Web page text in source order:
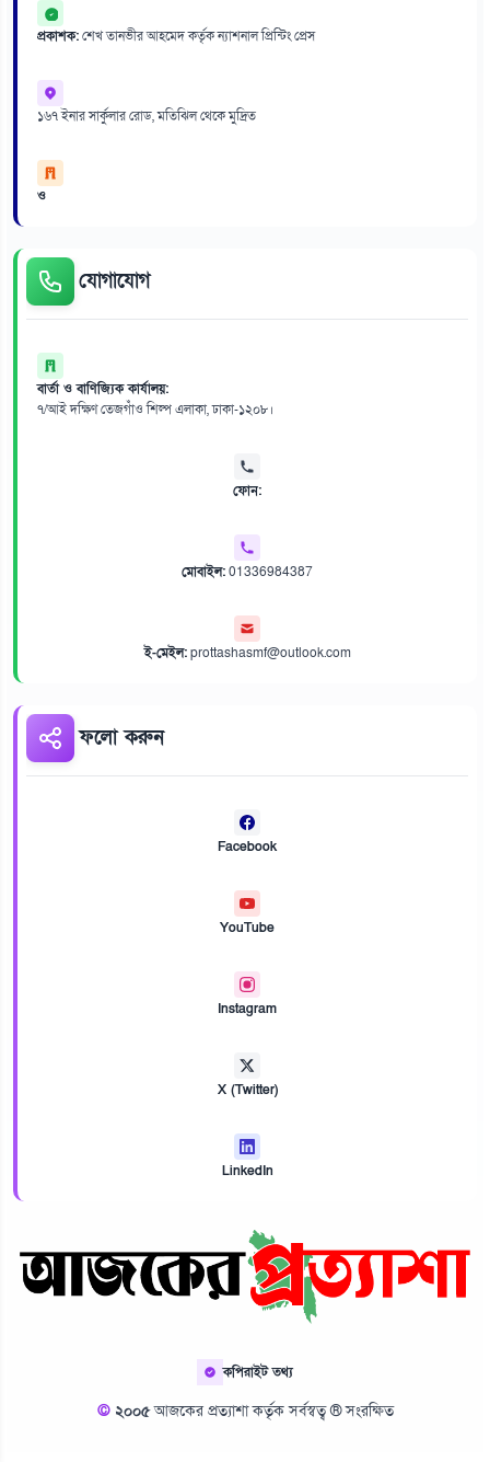
প্রকাশক:শেখ তানভীর আহমেদ কর্তৃক ন্যাশনাল প্রিন্টিং প্রেস
১৬৭ ইনার সার্কুলার রোড, মতিঝিল থেকে মুদ্রিত
ও
যোগাযোগ
বার্তা ও বাণিজ্যিক কার্যালয়:
৭/আই দক্ষিণ তেজগাঁও শিল্প এলাকা, ঢাকা-১২০৮।
ফোন:
মোবাইল:01336984387
ই-মেইল:prottashasmf@outlook.com
ফলো করুন
Facebook
YouTube
Instagram
X (Twitter)
LinkedIn
কপিরাইট তথ্য
© ২০০৫আজকের প্রত্যাশা কর্তৃক সর্বস্বত্ব ® সংরক্ষিত